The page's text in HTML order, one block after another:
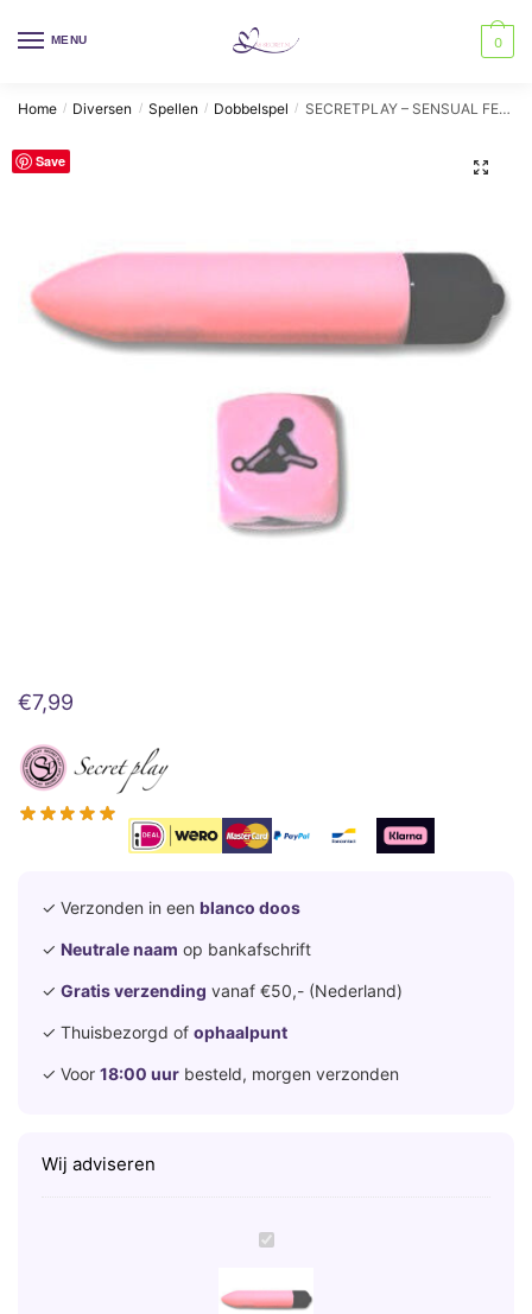
MENU 0
Home / Diversen / Spellen / Dobbelspel / SECRETPLAY – SENSUAL FEELINGS KIT
Save 🔍
€7,99
✓ Verzonden in een blanco doos
✓ Neutrale naam op bankafschrift
✓ Gratis verzending vanaf €50,- (Nederland)
✓ Thuisbezorgd of ophaalpunt
✓ Voor 18:00 uur besteld, morgen verzonden
Wij adviseren
S
C